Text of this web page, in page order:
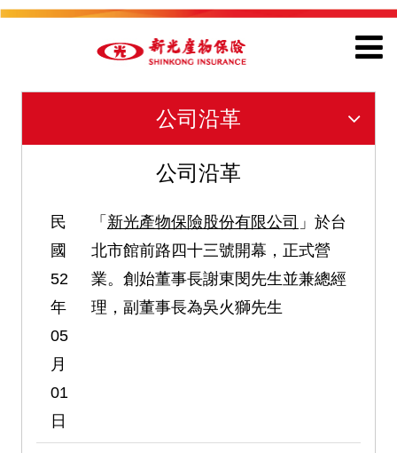
公司沿革
公司沿革
民
國
52
年
05
月
01
日
「 新光產物保險股份有限公司 」於台
北市館前路四十三號開幕，正式營
業。創始董事長謝東閔先生並兼總經
理，副董事長為吳火獅先生